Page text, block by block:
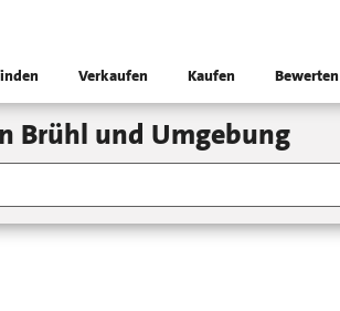
Verkaufen Kaufen Bewerten
Brühl und Umgebung